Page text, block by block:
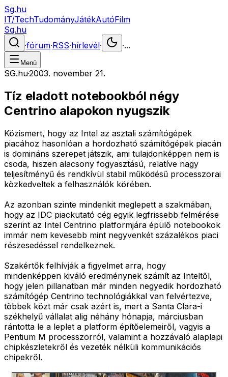
Sg.hu
IT/TechTudományJátékAutóFilm
Sg.hu
·fórum·RSS·hírlevél· ·...
Menü
SG.hu·2003. november 21.
Tíz eladott notebookból négy
Centrino alapokon nyugszik
Közismert, hogy az Intel az asztali számítógépek
piacához hasonlóan a hordozható számítógépek piacán
is domináns szerepet játszik, ami tulajdonképpen nem is
csoda, hiszen alacsony fogyasztású, relatíve nagy
teljesítményű és rendkívül stabil működésű processzorai
közkedveltek a felhasználók körében.
Az azonban szinte mindenkit meglepett a szakmában,
hogy az IDC piackutató cég egyik legfrissebb felmérése
szerint az Intel Centrino platformjára épülő notebookok
immár nem kevesebb mint negyvenkét százalékos piaci
részesedéssel rendelkeznek.
Szakértők felhívják a figyelmet arra, hogy
mindenképpen kiváló eredménynek számít az Inteltől,
hogy jelen pillanatban már minden negyedik hordozható
számítógép Centrino technológiákkal van felvértezve,
többek közt már csak azért is, mert a Santa Clara-i
székhelyű vállalat alig néhány hónapja, márciusban
rántotta le a leplet a platform építőelemeiről, vagyis a
Pentium M processzorról, valamint a hozzávaló alaplapi
chipkészletekről és vezeték nélküli kommunikációs
chipekről.